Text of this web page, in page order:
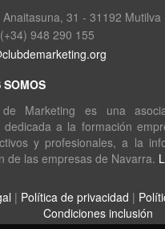
Anaitasuna, 31 - 31192
948 290 155
SOMOS
Marketing es una
dedicada a la formación
y profesionales, a la
de las empresas de Navarra.
| Política de privacidad |
Condiciones inclusión